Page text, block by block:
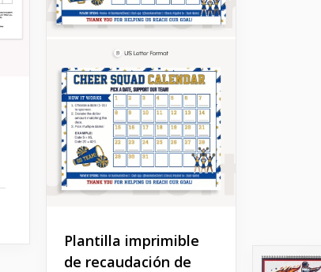
Plantilla imprimible
de recaudación de